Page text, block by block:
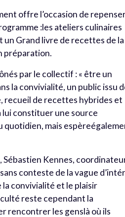
offre l’occasion de
:les ateliers culinaires
un Grand livre de recettes de la
préparation.
par le collectif : « être un
la convivialité, un public issu
recueil de recettes hybrides et
constituer une source
quotidien, mais
Kennes,
conteste de la vague
convivialité et le plaisir
reste cependant la
rencontrer les genslà où ils